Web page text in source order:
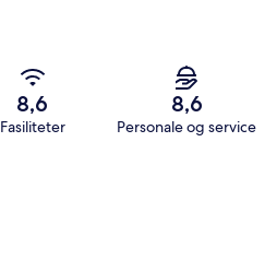
8,6
Fasiliteter
8,6
Personale og service